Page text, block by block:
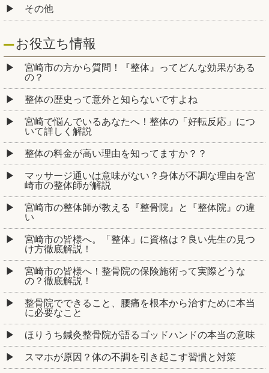
その他
お役立ち情報
宮崎市の方から質問！『整体』ってどんな効果がある
の？
整体の歴史って意外と知らないですよね
宮崎で悩んでいるあなたへ！整体の「好転反応」につ
いて詳しく解説
整体の料金が高い理由を知ってますか？？
マッサージ通いは意味がない？身体が不調な理由を宮
崎市の整体師が解説
宮崎市の整体師が教える『整骨院』と『整体院』の違
い
宮崎市の皆様へ。「整体」に資格は？良い先生の見つ
け方徹底解説！
宮崎市の皆様へ！整骨院の保険施術って実際どうな
の？徹底解説！
整骨院でできること、腰痛を根本から治すために本当
に必要なこと
ほりうち鍼灸整骨院が語るゴッドハンドの本当の意味
スマホが原因？体の不調を引き起こす習慣と対策